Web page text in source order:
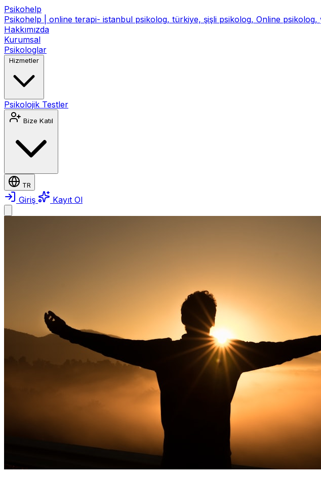
Psikohelp
Psikohelp | online terapi- istanbul psikolog, türkiye, şişli psikolog, Online
Hakkımızda
Kurumsal
Psikologlar
Hizmetler
Psikolojik Testler
Bize Katıl
TR
Giriş Kayıt Ol